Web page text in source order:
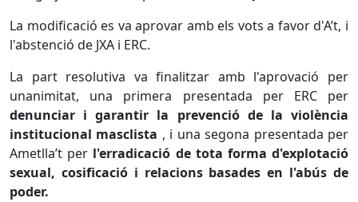
La modificació es va aprovar amb els vots a favor d'A’t, i
l'abstenció de JXA i ERC.
La part resolutiva va finalitzar amb l'aprovació per
unanimitat, una primera presentada per ERC per
denunciar i garantir la prevenció de la violència
institucional masclista , i una segona presentada per
Ametlla’t per l'erradicació de tota forma d'explotació
sexual, cosificació i relacions basades en l'abús de
poder.